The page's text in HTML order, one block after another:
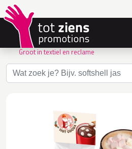
Groot in textiel en reclame